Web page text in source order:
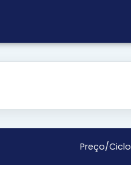
Preço/Ciclo